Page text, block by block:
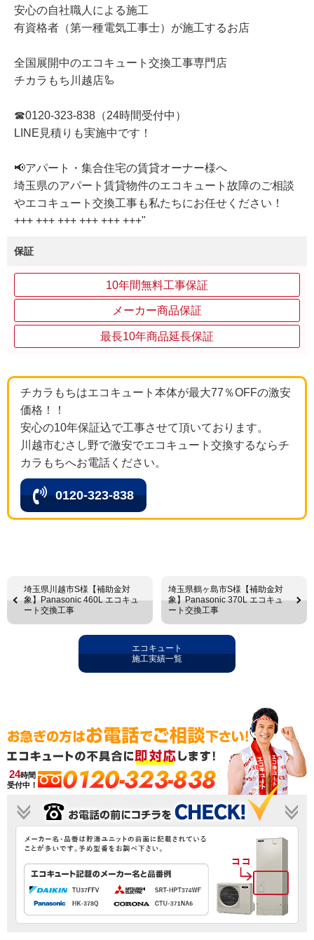
安心の自社職人による施工
有資格者（第一種電気工事士）が施工するお店
全国展開中のエコキュート交換工事専門店
チカラもち川越店🦾
☎0120-323-838（24時間受付中）
LINE見積りも実施中です！
📢アパート・集合住宅の賃貸オーナー様へ
埼玉県のアパート賃貸物件のエコキュート故障のご相談
やエコキュート交換工事も私たちにお任せください！
+++ +++ +++ +++ +++ +++"
保証
10年間無料工事保証
メーカー商品保証
最長10年商品延長保証
チカラもちはエコキュート本体が最大77％OFFの激安
価格！！
安心の10年保証込で工事させて頂いております。
川越市むさし野で激安でエコキュート交換するならチ
カラもちへお電話ください。
0120-323-838
埼玉県川越市S様【補助金対
象】Panasonic 460L エコキュ
ート交換工事
埼玉県鶴ヶ島市S様【補助金対
象】Panasonic 370L エコキュ
ート交換工事
エコキュート
施工実績一覧
24時間
受付中！
0120-323-838